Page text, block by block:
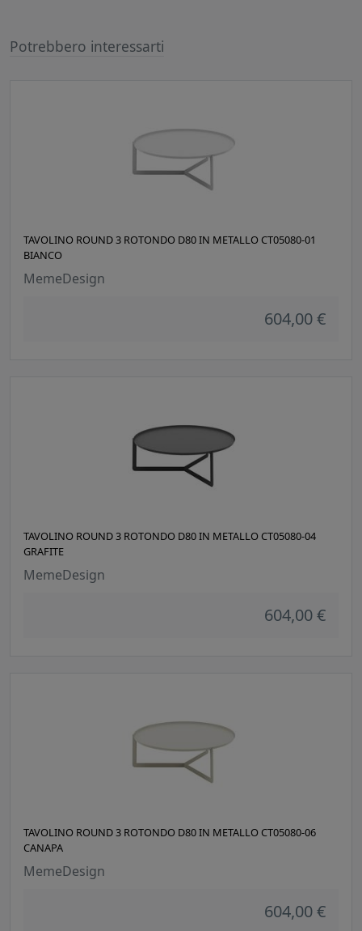
Potrebbero interessarti
TAVOLINO ROUND 3 ROTONDO D80 IN METALLO CT05080-01
BIANCO
MemeDesign
604,00 €
TAVOLINO ROUND 3 ROTONDO D80 IN METALLO CT05080-04
GRAFITE
MemeDesign
604,00 €
TAVOLINO ROUND 3 ROTONDO D80 IN METALLO CT05080-06
CANAPA
MemeDesign
604,00 €